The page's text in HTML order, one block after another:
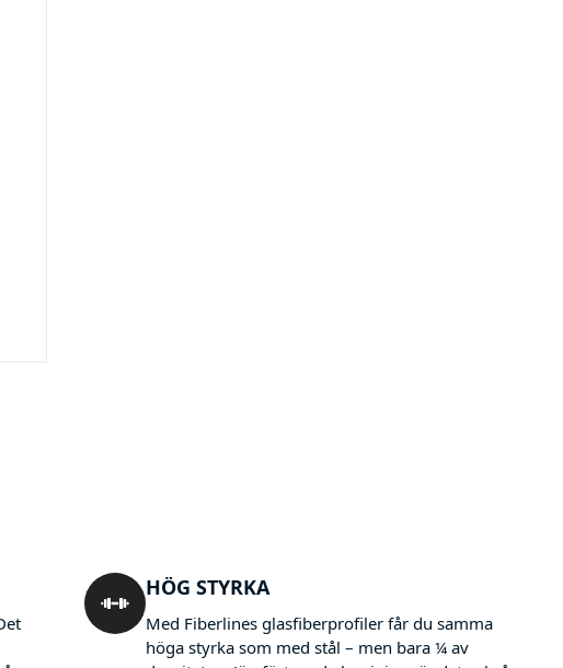
HÖG STYRKA
Med Fiberlines glasfiberprofiler får du samma
höga styrka som med stål – men bara ¼ av